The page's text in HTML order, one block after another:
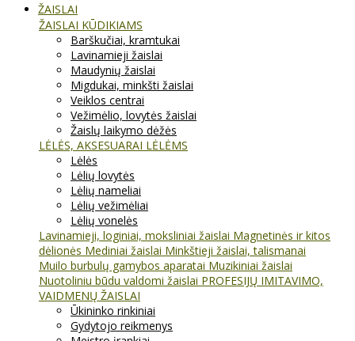
ŽAISLAI
ŽAISLAI KŪDIKIAMS
Barškučiai, kramtukai
Lavinamieji žaislai
Maudynių žaislai
Migdukai, minkšti žaislai
Veiklos centrai
Vežimėlio, lovytės žaislai
Žaislų laikymo dėžės
LĖLĖS, AKSESUARAI LĖLĖMS
Lėlės
Lėlių lovytės
Lėlių nameliai
Lėlių vežimėliai
Lėlių vonelės
Lavinamieji, loginiai, moksliniai žaislai Magnetinės ir kitos
dėlionės Mediniai žaislai Minkštieji žaislai, talismanai
Muilo burbulų gamybos aparatai Muzikiniai žaislai
Nuotoliniu būdu valdomi žaislai PROFESIJŲ IMITAVIMO,
VAIDMENŲ ŽAISLAI
Ūkininko rinkiniai
Gydytojo reikmenys